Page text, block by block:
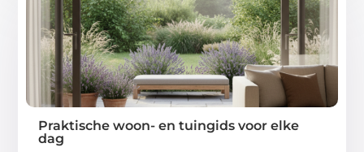
Praktische woon- en tuingids voor elke
dag